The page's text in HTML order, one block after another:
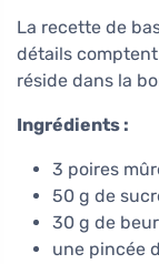
La recette de
détails
réside dans la
Ingrédients :
3 poires
50 g de
30 g de
une pincée